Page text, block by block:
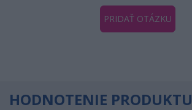
PRIDAŤ OTÁZKU
HODNOTENIE PRODUKTU